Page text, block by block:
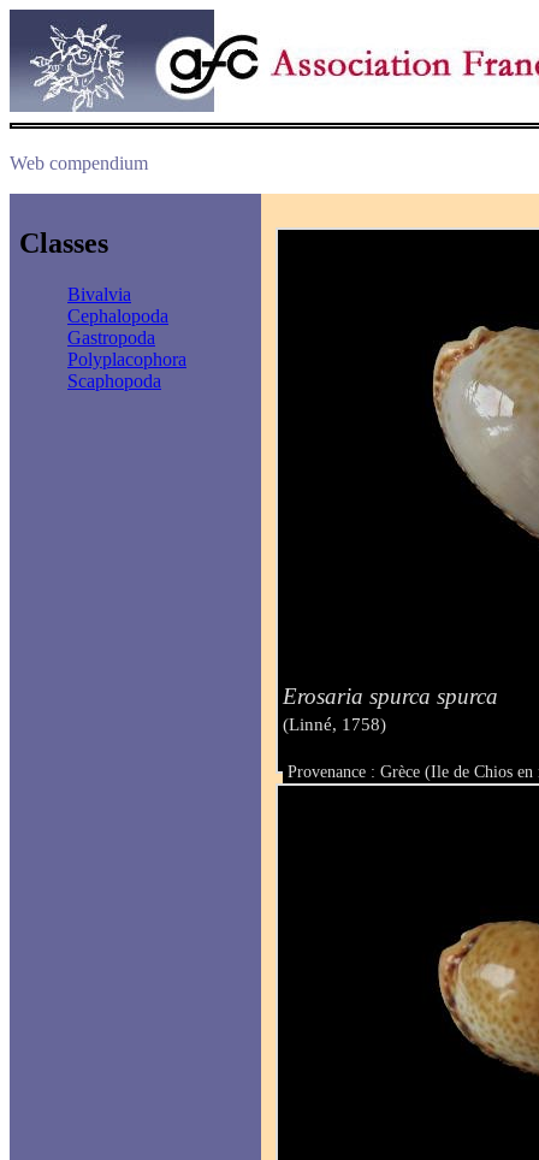
Web compendium
Classes
Bivalvia
Cephalopoda
Gastropoda
Polyplacophora
Scaphopoda
Erosaria spurca spurca
(Linné, 1758)
Provenance : Grèce (Ile de Chios en
Taille : 25 mm